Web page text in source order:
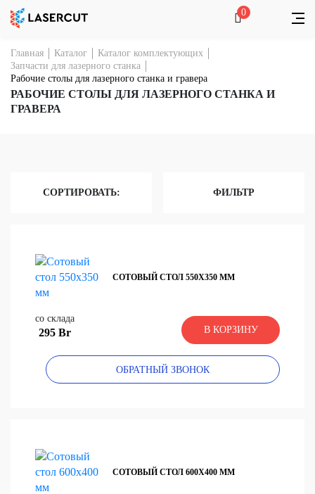
0
Главная Каталог
Каталог комплектующих
Запчасти для лазерного станка
Рабочие столы для лазерного станка и гравера
РАБОЧИЕ СТОЛЫ ДЛЯ ЛАЗЕРНОГО СТАНКА И
ГРАВЕРА
СОРТИРОВАТЬ: ФИЛЬТР
СОТОВЫЙ СТОЛ 550Х350 ММ
со склада
295 Br В КОРЗИНУ
ОБРАТНЫЙ ЗВОНОК
СОТОВЫЙ СТОЛ 600Х400 ММ